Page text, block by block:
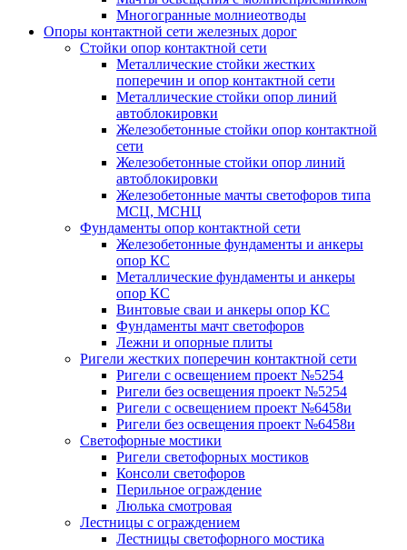
Многогранные молниеотводы
Опоры контактной сети железных дорог
Стойки опор контактной сети
Металлические стойки жестких
поперечин и опор контактной сети
Металлические стойки опор линий
автоблокировки
Железобетонные стойки опор контактной
сети
Железобетонные стойки опор линий
автоблокировки
Железобетонные мачты светофоров типа
МСЦ, МСНЦ
Фундаменты опор контактной сети
Железобетонные фундаменты и анкеры
опор КС
Металлические фундаменты и анкеры
опор КС
Винтовые сваи и анкеры опор КС
Фундаменты мачт светофоров
Лежни и опорные плиты
Ригели жестких поперечин контактной сети
Ригели с освещением проект №5254
Ригели без освещения проект №5254
Ригели с освещением проект №6458и
Ригели без освещения проект №6458и
Светофорные мостики
Ригели светофорных мостиков
Консоли светофоров
Перильное ограждение
Люлька смотровая
Лестницы с ограждением
Лестницы светофорного мостика